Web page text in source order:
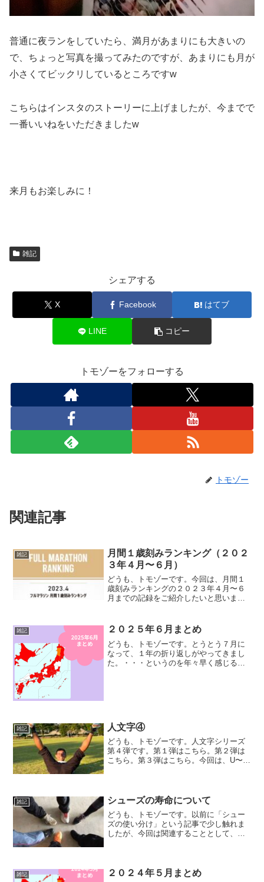
普通に夜ランをしていたら、満月があまりにも大きいの
で、ちょっと写真を撮ってみたのですが、あまりにも月が
小さくてビックリしているところですw
こちらはインスタのストーリーに上げましたが、今までで
一番いいねをいただきましたw
来月もお楽しみに！
雑記
シェアする
X Facebook はてブ
LINE コピー
トモゾーをフォローする
トモゾー
関連記事
雑記
月間１歳刻みランキング（２０２
３年４月〜６月）
どうも、トモゾーです。今回は、月間１
歳刻みランキングの２０２３年４月〜６
月までの記録をご紹介したいと思いま
ンキングは１ヶ月間で開催されたフルマ
ラソンの大会を集計し、全国...
雑記 ２０２５年６月まとめ
どうも、トモゾーです。とうとう７月に
なって、１年の折り返しがやってきまし
た。・・・というのを年々早く感じるよ
雑記 人文字④
どうも、トモゾーです。人文字シリーズ
第４弾です。第１弾はこちら。第２弾は
こちら。第３弾はこちら。今回は、U〜Z
す。過去に、道路...
雑記 シューズの寿命について
どうも、トモゾーです。以前に「シュー
ズの使い分け」という記事で少し触れま
したが、今回は関連することとして、シ
命は５００〜１，０００キ...
雑記 ２０２４年５月まとめ